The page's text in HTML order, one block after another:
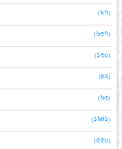
(৮৭)
(৬৩৭)
(১৩০)
(৪২)
(৬৩)
(১৯৪১)
(৫৫০)